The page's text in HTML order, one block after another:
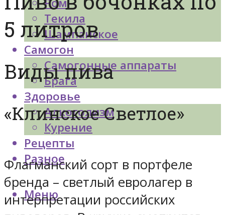
Текила
Шампанское
Самогон
Самогонные аппараты
Брага
Здоровье
Алкоголизм
Курение
Рецепты
Разное
Меню
5 литров
Виды пива
«Клинское Светлое»
Флагманский сорт в портфеле
бренда – светлый евролагер в
интерпретации российских